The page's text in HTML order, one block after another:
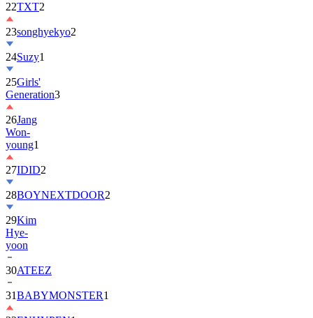
22TXT2
23songhyekyo2
24Suzy1
25Girls'
Generation3
26Jang
Won-
young1
27IDID2
28BOYNEXTDOOR2
29Kim
Hye-
yoon
30ATEEZ
31BABYMONSTER1